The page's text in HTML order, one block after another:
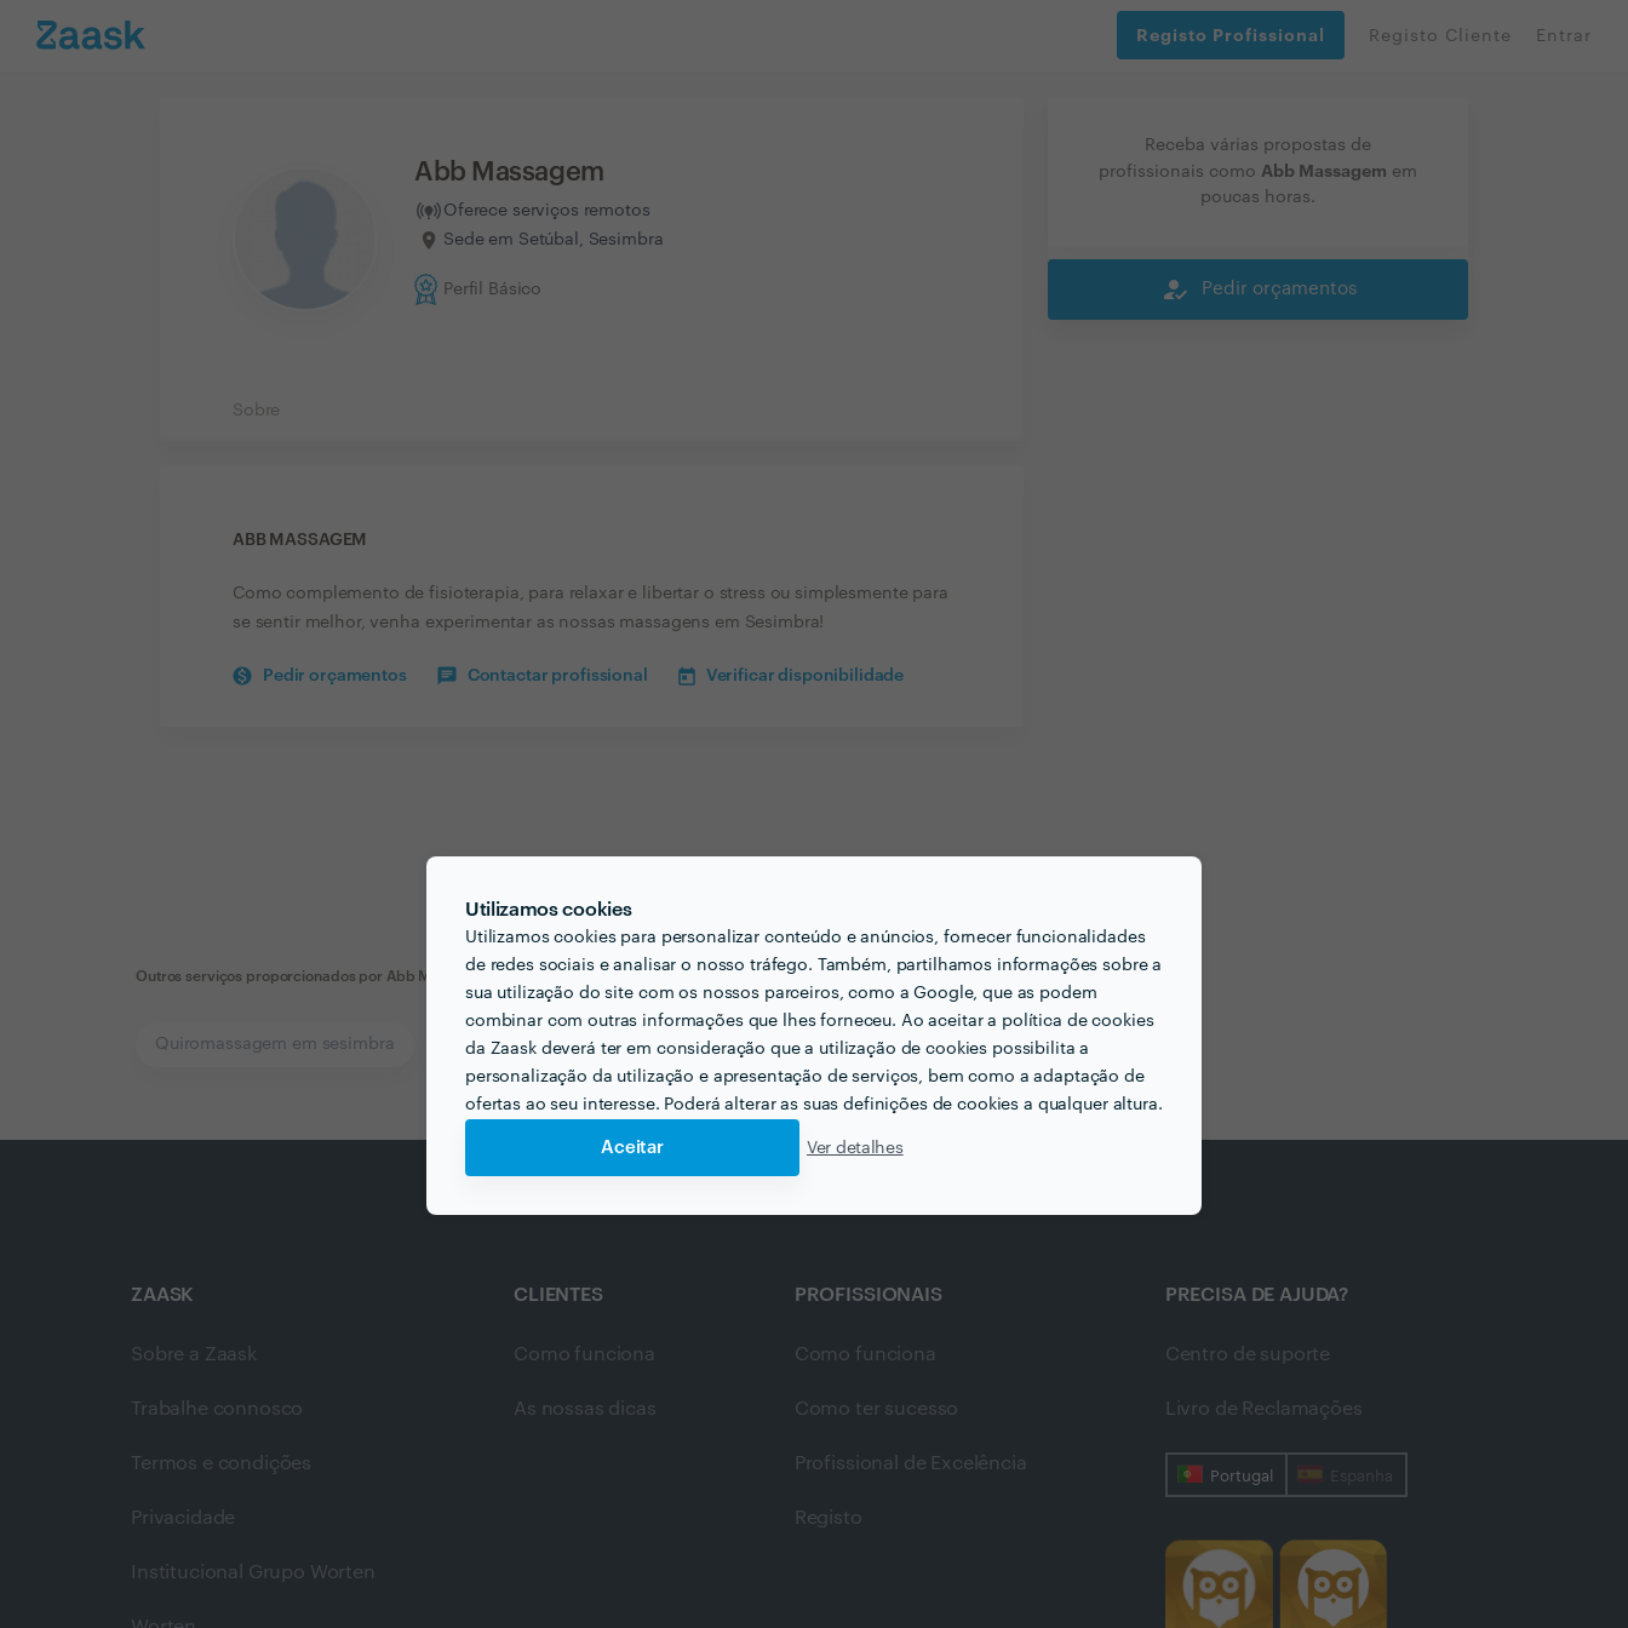
Utilizamos cookies
Utilizamos cookies para personalizar conteúdo e anúncios, fornecer funcionalidades
de redes sociais e analisar o nosso tráfego. Também, partilhamos informações sobre a
sua utilização do site com os nossos parceiros, como a Google, que as podem
combinar com outras informações que lhes forneceu. Ao aceitar a política de cookies
da Zaask deverá ter em consideração que a utilização de cookies possibilita a
personalização da utilização e apresentação de serviços, bem como a adaptação de
ofertas ao seu interesse. Poderá alterar as suas definições de cookies a qualquer altura.
Aceitar Ver detalhes
Registo Profissional Registo Cliente Entrar
Abb Massagem
Oferece serviços remotos
Sede em Setúbal, Sesimbra
Perfil Básico
Sobre
ABB MASSAGEM
Como complemento de fisioterapia, para relaxar e libertar o stress ou simplesmente para
se sentir melhor, venha experimentar as nossas massagens em Sesimbra!
Pedir orçamentos Contactar profissional Verificar disponibilidade
Receba várias propostas de
profissionais como Abb Massagem em
poucas horas.
how_to_reg Pedir orçamentos
Outros serviços proporcionados por Abb Massagem
Quiromassagem em sesimbra
ZAASK
Sobre a Zaask
Trabalhe connosco
Termos e condições
Privacidade
Institucional Grupo Worten
CLIENTES
Como funciona
As nossas dicas
PROFISSIONAIS
Como funciona
Como ter sucesso
Profissional de Excelência
Registo
PRECISA DE AJUDA?
Centro de suporte
Livro de Reclamações
Portugal Espanha